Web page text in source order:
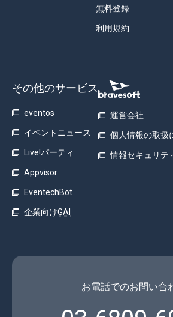
無料登録
利用規約
その他のサービス
eventos
イベントニュース
Live!パーティ
Appvisor
EventechBot
企業向けGAI
運営会社
個人情報の取扱
情報セキュリテ
お電話でのお問い合